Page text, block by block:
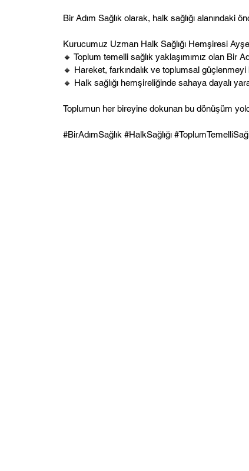
Bir Adım Sağlık olarak, halk sağlığı
Kurucumuz Uzman Halk Sağlığı Hemşiresi
🔸 Toplum temelli sağlık yaklaşımımız olan Bir
🔸 Hareket, farkındalık ve toplumsal
🔸 Halk sağlığı hemşireliğinde sahaya dayalı
Toplumun her bireyine dokunan bu dönüşüm
#BirAdımSağlık #HalkSağlığı